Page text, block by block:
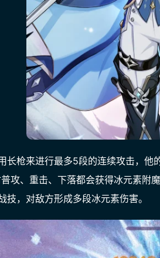
长枪来进行最多5段的连续攻击，他
攻、重击、下落都会获得冰元素附
技，对敌方形成多段冰元素伤害。